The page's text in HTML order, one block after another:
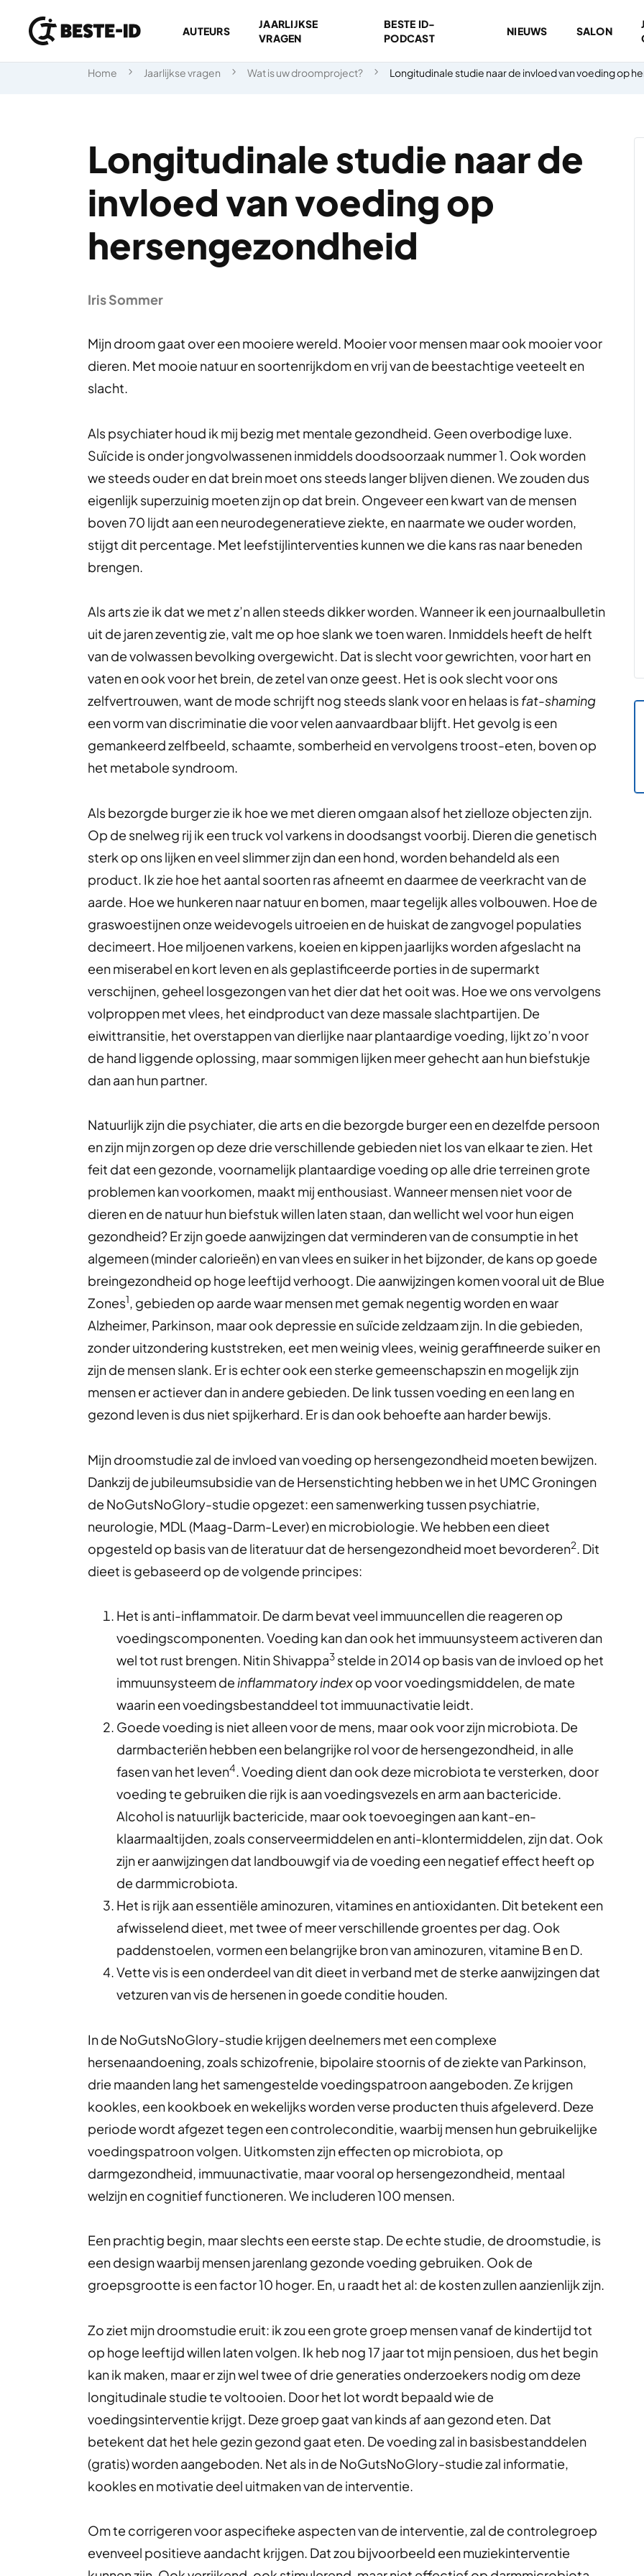
Ga naar inhoud
AUTEURS
JAARLIJKSE
VRAGEN
BESTE ID-
PODCAST
NIEUWS SALON
Home Jaarlijkse vragen Wat is uw droomproject? Longitudinale studie naar de invloed van voeding op
Longitudinale studie naar de
invloed van voeding op
hersengezondheid
Iris Sommer
Mijn droom gaat over een mooiere wereld. Mooier voor mensen maar ook mooier voor
dieren. Met mooie natuur en soortenrijkdom en vrij van de beestachtige veeteelt en
slacht.
Als psychiater houd ik mij bezig met mentale gezondheid. Geen overbodige luxe.
Suïcide is onder jongvolwassenen inmiddels doodsoorzaak nummer 1. Ook worden
we steeds ouder en dat brein moet ons steeds langer blijven dienen. We zouden dus
eigenlijk superzuinig moeten zijn op dat brein. Ongeveer een kwart van de mensen
boven 70 lijdt aan een neurodegeneratieve ziekte, en naarmate we ouder worden,
stijgt dit percentage. Met leefstijlinterventies kunnen we die kans ras naar beneden
brengen.
Als arts zie ik dat we met z’n allen steeds dikker worden. Wanneer ik een journaalbulletin
uit de jaren zeventig zie, valt me op hoe slank we toen waren. Inmiddels heeft de helft
van de volwassen bevolking overgewicht. Dat is slecht voor gewrichten, voor hart en
vaten en ook voor het brein, de zetel van onze geest. Het is ook slecht voor ons
zelfvertrouwen, want de mode schrijft nog steeds slank voor en helaas isfat-shaming
een vorm van discriminatie die voor velen aanvaardbaar blijft. Het gevolg is een
gemankeerd zelfbeeld, schaamte, somberheid en vervolgens troost-eten, boven op
het metabole syndroom.
Als bezorgde burger zie ik hoe we met dieren omgaan alsof het zielloze objecten zijn.
Op de snelweg rij ik een truck vol varkens in doodsangst voorbij. Dieren die genetisch
sterk op ons lijken en veel slimmer zijn dan een hond, worden behandeld als een
product. Ik zie hoe het aantal soorten ras afneemt en daarmee de veerkracht van de
aarde. Hoe we hunkeren naar natuur en bomen, maar tegelijk alles volbouwen. Hoe de
graswoestijnen onze weidevogels uitroeien en de huiskat de zangvogel populaties
decimeert. Hoe miljoenen varkens, koeien en kippen jaarlijks worden afgeslacht na
een miserabel en kort leven en als geplastificeerde porties in de supermarkt
verschijnen, geheel losgezongen van het dier dat het ooit was. Hoe we ons vervolgens
volproppen met vlees, het eindproduct van deze massale slachtpartijen. De
eiwittransitie, het overstappen van dierlijke naar plantaardige voeding, lijkt zo’n voor
de hand liggende oplossing, maar sommigen lijken meer gehecht aan hun biefstukje
dan aan hun partner.
Natuurlijk zijn die psychiater, die arts en die bezorgde burger een en dezelfde persoon
en zijn mijn zorgen op deze drie verschillende gebieden niet los van elkaar te zien. Het
feit dat een gezonde, voornamelijk plantaardige voeding op alle drie terreinen grote
problemen kan voorkomen, maakt mij enthousiast. Wanneer mensen niet voor de
dieren en de natuur hun biefstuk willen laten staan, dan wellicht wel voor hun eigen
gezondheid? Er zijn goede aanwijzingen dat verminderen van de consumptie in het
algemeen (minder calorieën) en van vlees en suiker in het bijzonder, de kans op goede
breingezondheid op hoge leeftijd verhoogt. Die aanwijzingen komen vooral uit de Blue
Zones1, gebieden op aarde waar mensen met gemak negentig worden en waar
Alzheimer, Parkinson, maar ook depressie en suïcide zeldzaam zijn. In die gebieden,
zonder uitzondering kuststreken, eet men weinig vlees, weinig geraffineerde suiker en
zijn de mensen slank. Er is echter ook een sterke gemeenschapszin en mogelijk zijn
mensen er actiever dan in andere gebieden. De link tussen voeding en een lang en
gezond leven is dus niet spijkerhard. Er is dan ook behoefte aan harder bewijs.
Mijn droomstudie zal de invloed van voeding op hersengezondheid moeten bewijzen.
Dankzij de jubileumsubsidie van de Hersenstichting hebben we in het UMC Groningen
de NoGutsNoGlory-studie opgezet: een samenwerking tussen psychiatrie,
neurologie, MDL (Maag-Darm-Lever) en microbiologie. We hebben een dieet
opgesteld op basis van de literatuur dat de hersengezondheid moet bevorderen2 . Dit
dieet is gebaseerd op de volgende principes:
Het is anti-inflammatoir. De darm bevat veel immuuncellen die reageren op
voedingscomponenten. Voeding kan dan ook het immuunsysteem activeren dan
wel tot rust brengen. Nitin Shivappa3 stelde in 2014 op basis van de invloed op het
immuunsysteem de inflammatory indexop voor voedingsmiddelen, de mate
waarin een voedingsbestanddeel tot immuunactivatie leidt.
Goede voeding is niet alleen voor de mens, maar ook voor zijn microbiota. De
darmbacteriën hebben een belangrijke rol voor de hersengezondheid, in alle
fasen van het leven4. Voeding dient dan ook deze microbiota te versterken, door
voeding te gebruiken die rijk is aan voedingsvezels en arm aan bactericide.
Alcohol is natuurlijk bactericide, maar ook toevoegingen aan kant-en-
klaarmaaltijden, zoals conserveermiddelen en anti-klontermiddelen, zijn dat. Ook
zijn er aanwijzingen dat landbouwgif via de voeding een negatief effect heeft op
de darmmicrobiota.
Het is rijk aan essentiële aminozuren, vitamines en antioxidanten. Dit betekent een
afwisselend dieet, met twee of meer verschillende groentes per dag. Ook
paddenstoelen, vormen een belangrijke bron van aminozuren, vitamine B en D.
Vette vis is een onderdeel van dit dieet in verband met de sterke aanwijzingen dat
vetzuren van vis de hersenen in goede conditie houden.
In de NoGutsNoGlory-studie krijgen deelnemers met een complexe
hersenaandoening, zoals schizofrenie, bipolaire stoornis of de ziekte van Parkinson,
drie maanden lang het samengestelde voedingspatroon aangeboden. Ze krijgen
kookles, een kookboek en wekelijks worden verse producten thuis afgeleverd. Deze
periode wordt afgezet tegen een controleconditie, waarbij mensen hun gebruikelijke
voedingspatroon volgen. Uitkomsten zijn effecten op microbiota, op
darmgezondheid, immuunactivatie, maar vooral op hersengezondheid, mentaal
welzijn en cognitief functioneren. We includeren 100 mensen.
Een prachtig begin, maar slechts een eerste stap. De echte studie, de droomstudie, is
een design waarbij mensen jarenlang gezonde voeding gebruiken. Ook de
groepsgrootte is een factor 10 hoger. En, u raadt het al: de kosten zullen aanzienlijk zijn.
Zo ziet mijn droomstudie eruit: ik zou een grote groep mensen vanaf de kindertijd tot
op hoge leeftijd willen laten volgen. Ik heb nog 17 jaar tot mijn pensioen, dus het begin
kan ik maken, maar er zijn wel twee of drie generaties onderzoekers nodig om deze
longitudinale studie te voltooien. Door het lot wordt bepaald wie de
voedingsinterventie krijgt. Deze groep gaat van kinds af aan gezond eten. Dat
betekent dat het hele gezin gezond gaat eten. De voeding zal in basisbestanddelen
(gratis) worden aangeboden. Net als in de NoGutsNoGlory-studie zal informatie,
kookles en motivatie deel uitmaken van de interventie.
Om te corrigeren voor aspecifieke aspecten van de interventie, zal de controlegroep
evenveel positieve aandacht krijgen. Dat zou bijvoorbeeld een muziekinterventie